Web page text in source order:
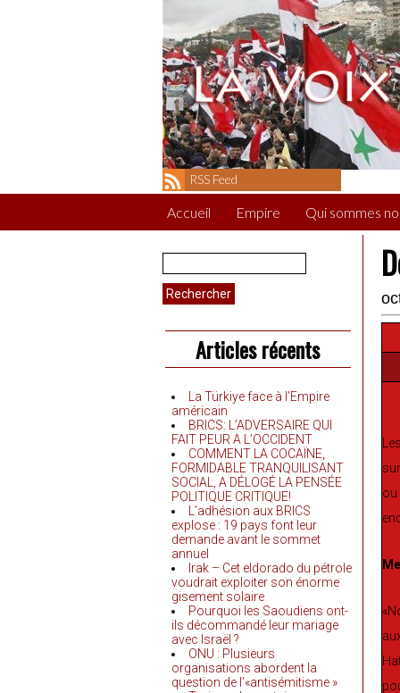
RSS Feed
Accueil Empire Qui sommes
Rechercher :
Articles récents
La Türkiye face à l’Empire
américain
BRICS: L’ADVERSAIRE QUI
FAIT PEUR A L’OCCIDENT
COMMENT LA COCAÏNE,
FORMIDABLE TRANQUILISANT
SOCIAL, A DÉLOGÉ LA PENSÉE
POLITIQUE CRITIQUE!
L’adhésion aux BRICS
explose : 19 pays font leur
demande avant le sommet
annuel
Irak – Cet eldorado du pétrole
voudrait exploiter son énorme
gisement solaire
Pourquoi les Saoudiens ont-
ils décommandé leur mariage
avec Israël ?
ONU : Plusieurs
organisations abordent la
question de l’«antisémitisme »
ou